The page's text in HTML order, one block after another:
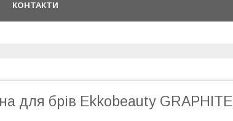
КОНТАКТИ
для брів Ekkobeauty GRAPHITE